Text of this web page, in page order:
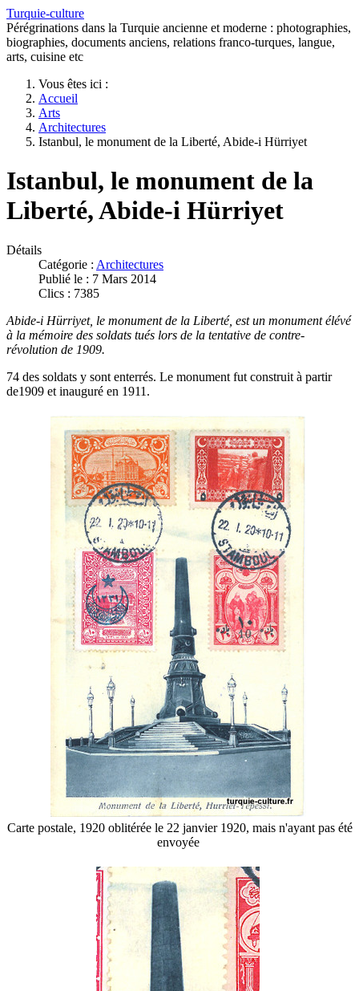
Turquie-culture
Pérégrinations dans la Turquie ancienne et moderne : photographies,
biographies, documents anciens, relations franco-turques, langue,
arts, cuisine etc
Vous êtes ici :
Accueil
Arts
Architectures
Istanbul, le monument de la Liberté, Abide-i Hürriyet
Istanbul, le monument de la
Liberté, Abide-i Hürriyet
Détails
Catégorie : Architectures
Publié le : 7 Mars 2014
Clics : 7385
Abide-i Hürriyet, le monument de la Liberté, est un monument élévé
à la mémoire des soldats tués lors de la tentative de contre-
révolution de 1909.
74 des soldats y sont enterrés. Le monument fut construit à partir
de1909 et inauguré en 1911.
Carte postale, 1920 oblitérée le 22 janvier 1920, mais n'ayant pas été
envoyée